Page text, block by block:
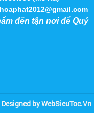
đến tận nơi để Quý
by WebSieuToc.Vn